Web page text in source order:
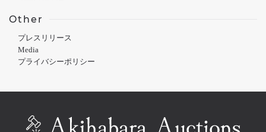
Other
プレスリリース
Media
プライバシーポリシー